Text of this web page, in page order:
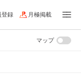
登録 月極掲載
マップ